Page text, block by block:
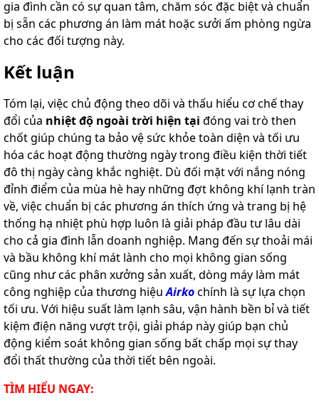
gia đình cần có sự quan tâm, chăm sóc đặc biệt và chuẩn
bị sẵn các phương án làm mát hoặc sưởi ấm phòng ngừa
cho các đối tượng này.
Kết luận
Tóm lại, việc chủ động theo dõi và thấu hiểu cơ chế thay
đổi của nhiệt độ ngoài trời hiện tại đóng vai trò then
chốt giúp chúng ta bảo vệ sức khỏe toàn diện và tối ưu
hóa các hoạt động thường ngày trong điều kiện thời tiết
đô thị ngày càng khắc nghiệt. Dù đối mặt với nắng nóng
đỉnh điểm của mùa hè hay những đợt không khí lạnh tràn
về, việc chuẩn bị các phương án thích ứng và trang bị hệ
thống hạ nhiệt phù hợp luôn là giải pháp đầu tư lâu dài
cho cả gia đình lẫn doanh nghiệp. Mang đến sự thoải mái
và bầu không khí mát lành cho mọi không gian sống
cũng như các phân xưởng sản xuất, dòng máy làm mát
công nghiệp của thương hiệuAirkochính là sự lựa chọn
tối ưu. Với hiệu suất làm lạnh sâu, vận hành bền bỉ và tiết
kiệm điện năng vượt trội, giải pháp này giúp bạn chủ
động kiểm soát không gian sống bất chấp mọi sự thay
đổi thất thường của thời tiết bên ngoài.
TÌM HIỂU NGAY: